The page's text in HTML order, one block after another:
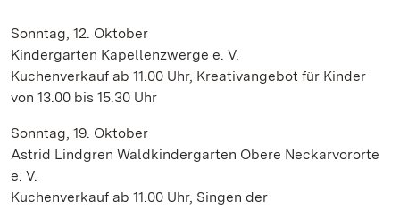
Sonntag, 12. Oktober
Kindergarten Kapellenzwerge e. V.
Kuchenverkauf ab 11.00 Uhr, Kreativangebot für Kinder
von 13.00 bis 15.30 Uhr
Sonntag, 19. Oktober
Astrid Lindgren Waldkindergarten Obere Neckarvororte
e. V.
Kuchenverkauf ab 11.00 Uhr, Singen der